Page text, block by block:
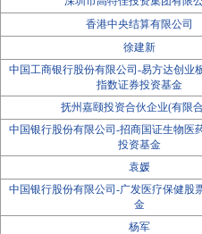
香港中央结算有限公司
徐建新
中国工商银行股份有限公司-易方达创业
指数证券投资基金
抚州嘉颐投资合伙企业(有限
中国银行股份有限公司-招商国证生物医
投资基金
袁媛
中国银行股份有限公司-广发医疗保健股
金
杨军